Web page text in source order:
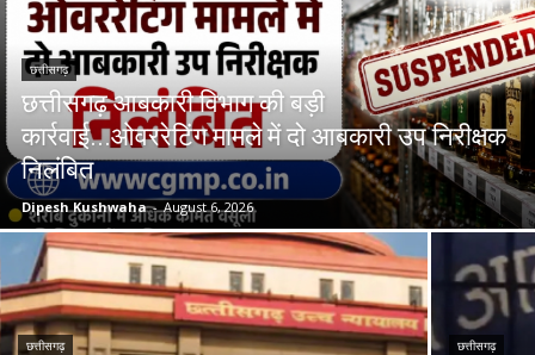
छत्तीसगढ़
छत्तीसगढ़ आबकारी विभाग की बड़ी
कार्रवाई...ओवररेटिंग मामले में दो आबकारी उप निरीक्षक
निलंबित
Dipesh Kushwaha - August 6, 2026
छत्तीसगढ़ छत्तीसगढ़